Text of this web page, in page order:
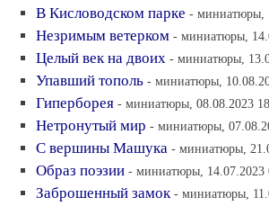
В Кисловодском парке - миниатюры,
Незримым ветерком - миниатюры,
Целый век на двоих - миниатюры,
Упавший тополь - миниатюры,
Гиперборея - миниатюры, 08.08.2023
Нетронутый мир - миниатюры,
С вершины Машука - миниатюры,
Образ поэзии - миниатюры, 14.07.2023
Заброшенный замок - миниатюры,